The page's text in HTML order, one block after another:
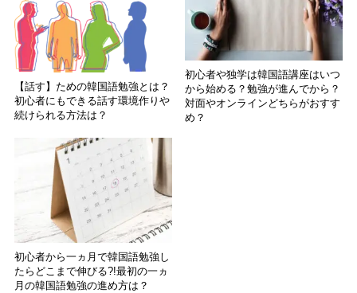
【話す】ための韓国語勉強とは？
初心者にもできる話す環境作りや
続けられる方法は？
初心者や独学は韓国語講座はいつ
から始める？勉強が進んでから？
対面やオンラインどちらがおすす
め？
初心者から一ヵ月で韓国語勉強し
たらどこまで伸びる?!最初の一ヵ
月の韓国語勉強の進め方は？